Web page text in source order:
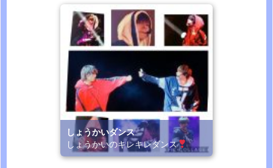
しょうかいダンス
しょうかいのキレキレダンス